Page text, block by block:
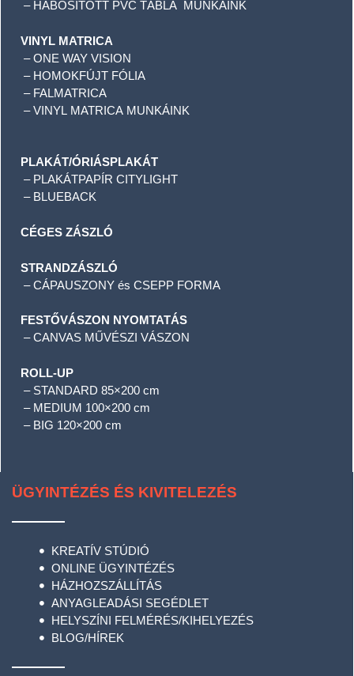
– HABOSÍTOTT PVC TÁBLA MUNKÁINK
VINYL MATRICA
–ONE WAY VISION
– HOMOKFÚJT FÓLIA
– FALMATRICA
–VINYL MATRICA MUNKÁINK
PLAKÁT/ÓRIÁSPLAKÁT
– PLAKÁTPAPÍR CITYLIGHT
– BLUEBACK
CÉGES ZÁSZLÓ
STRANDZÁSZLÓ
– CÁPAUSZONY és CSEPP FORMA
FESTŐVÁSZON NYOMTATÁS
– CANVAS MŰVÉSZI VÁSZON
ROLL-UP
– STANDARD 85×200 cm
– MEDIUM 100×200 cm
– BIG 120×200 cm
ÜGYINTÉZÉS ÉS KIVITELEZÉS
KREATÍV STÚDIÓ
ONLINE ÜGYINTÉZÉS
HÁZHOZSZÁLLÍTÁS
ANYAGLEADÁSI SEGÉDLET
HELYSZÍNI FELMÉRÉS/KIHELYEZÉS
BLOG/HÍREK